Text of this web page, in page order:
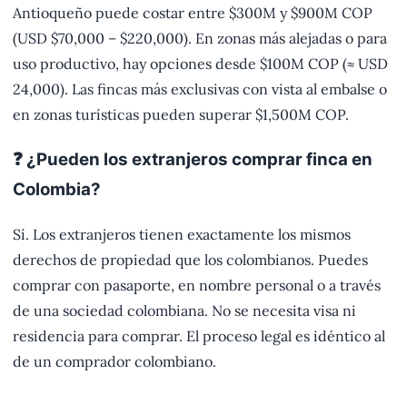
Antioqueño puede costar entre $300M y $900M COP
(USD $70,000 – $220,000). En zonas más alejadas o para
uso productivo, hay opciones desde $100M COP (≈ USD
24,000). Las fincas más exclusivas con vista al embalse o
en zonas turísticas pueden superar $1,500M COP.
❓ ¿Pueden los extranjeros comprar finca en
Colombia?
Sí. Los extranjeros tienen exactamente los mismos
derechos de propiedad que los colombianos. Puedes
comprar con pasaporte, en nombre personal o a través
de una sociedad colombiana. No se necesita visa ni
residencia para comprar. El proceso legal es idéntico al
de un comprador colombiano.